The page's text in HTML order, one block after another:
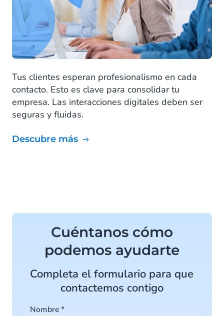
Tus clientes esperan profesionalismo en cada
contacto. Esto es clave para consolidar tu
empresa. Las interacciones digitales deben ser
seguras y fluidas.
Descubre más
Cuéntanos cómo
podemos ayudarte
Completa el formulario para que
contactemos contigo
Nombre*